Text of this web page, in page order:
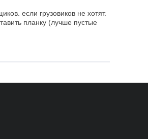
если грузовиков не хотят.
планку (лучше пустые